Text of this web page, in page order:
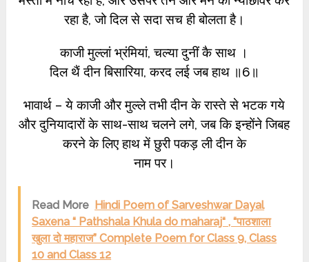
रहा है, जो दिल से सदा सच ही बोलता है।
काजी मुल्लां भ्रंमियां, चल्या दुनीं कै साथ ।
दिल थैं दीन बिसारिया, करद लई जब हाथ ॥6॥
भावार्थ – ये काजी और मुल्ले तभी दीन के रास्ते से भटक गये
और दुनियादारों के साथ-साथ चलने लगे, जब कि इन्होंने जिबह
करने के लिए हाथ में छुरी पकड़ ली दीन के
नाम पर।
Read More Hindi Poem of Sarveshwar Dayal
Saxena “ Pathshala Khula do maharaj“ , “पाठशाला
खुला दो महाराज” Complete Poem for Class 9, Class
10 and Class 12